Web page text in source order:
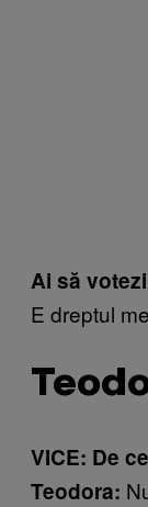
Ai să
E dreptul
VICE: De
Teodora: